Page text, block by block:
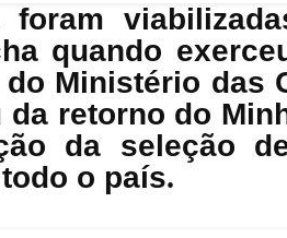
foram
quando
Ministério das
retorno do
da seleção
o país.